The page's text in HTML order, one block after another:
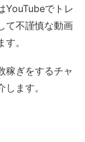
YouTubeでトレ
て不謹慎な動画
。
稼ぎをするチャ
ます。